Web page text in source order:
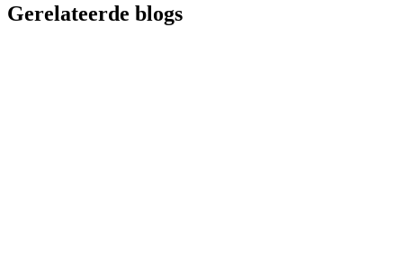
Gerelateerde blogs